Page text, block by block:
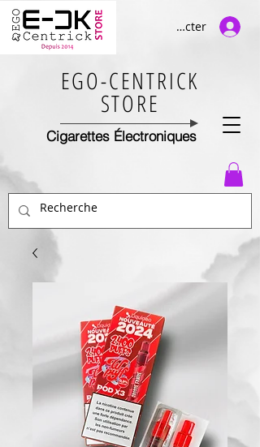
Se connecter
EGO-CENTRICK
STORE
Cigarettes Électroniques